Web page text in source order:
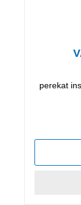
perekat